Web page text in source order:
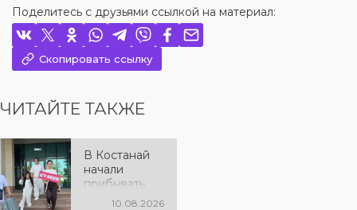
Поделитесь с друзьями ссылкой на материал:
Скопировать ссылку
ЧИТАЙТЕ ТАКЖЕ
В Костанай
начали
прибывать
участники
10.08.2026